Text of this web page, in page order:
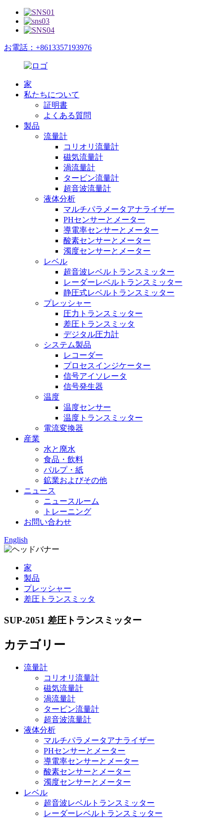
お電話：+8613357193976
家
私たちについて
証明書
よくある質問
製品
流量計
コリオリ流量計
磁気流量計
渦流量計
タービン流量計
超音波流量計
液体分析
マルチパラメータアナライザー
PHセンサーとメーター
導電率センサーとメーター
酸素センサーとメーター
濁度センサーとメーター
レベル
超音波レベルトランスミッター
レーダーレベルトランスミッター
静圧式レベルトランスミッター
プレッシャー
圧力トランスミッター
差圧トランスミッタ
デジタル圧力計
システム製品
レコーダー
プロセスインジケーター
信号アイソレータ
信号発生器
温度
温度センサー
温度トランスミッター
電流変換器
産業
水と廃水
食品・飲料
パルプ・紙
鉱業およびその他
ニュース
ニュースルーム
トレーニング
お問い合わせ
English
家
製品
プレッシャー
差圧トランスミッタ
SUP-2051 差圧トランスミッター
カテゴリー
流量計
コリオリ流量計
磁気流量計
渦流量計
タービン流量計
超音波流量計
液体分析
マルチパラメータアナライザー
PHセンサーとメーター
導電率センサーとメーター
酸素センサーとメーター
濁度センサーとメーター
レベル
超音波レベルトランスミッター
レーダーレベルトランスミッター